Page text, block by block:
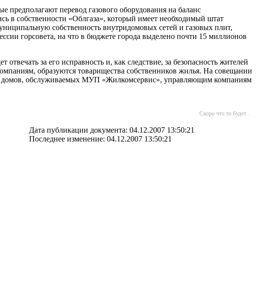
предполагают перевод газового оборудования на баланс
в собственности «Облгаза», который имеет необходимый штат
собственность внутридомовых сетей и газовых плит,
горсовета, на что в бюджете города выделено почти 15 миллионов
за его исправность и, как следствие, за безопасность жителей
образуются товарищества собственников жилья. На совещании
домов, обслуживаемых МУП «Жилкомсервис», управляющим компаниям
Скоро что то будет...
Дата публикации документа: 04.12.2007 13:50:21
Последнее изменение: 04.12.2007 13:50:21